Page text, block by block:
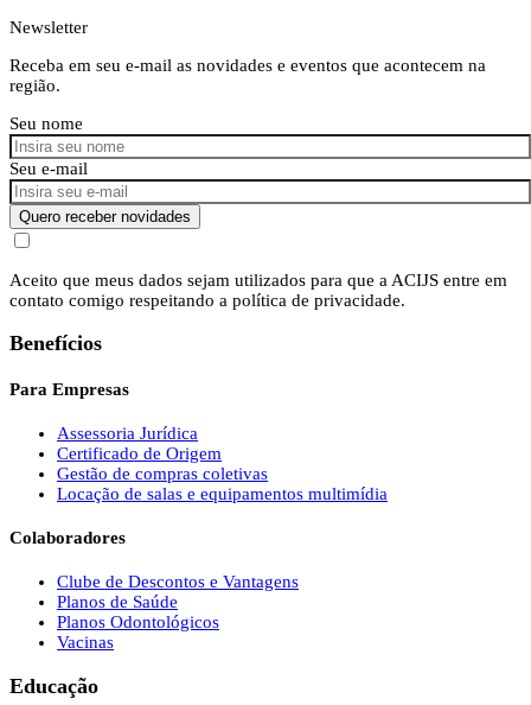
Newsletter
Receba em seu e-mail as novidades e eventos que acontecem na
região.
Seu nome
Seu e-mail
Quero receber novidades
Aceito que meus dados sejam utilizados para que a ACIJS entre em
contato comigo respeitando a política de privacidade.
Benefícios
Para Empresas
Assessoria Jurídica
Certificado de Origem
Gestão de compras coletivas
Locação de salas e equipamentos multimídia
Colaboradores
Clube de Descontos e Vantagens
Planos de Saúde
Planos Odontológicos
Vacinas
Educação